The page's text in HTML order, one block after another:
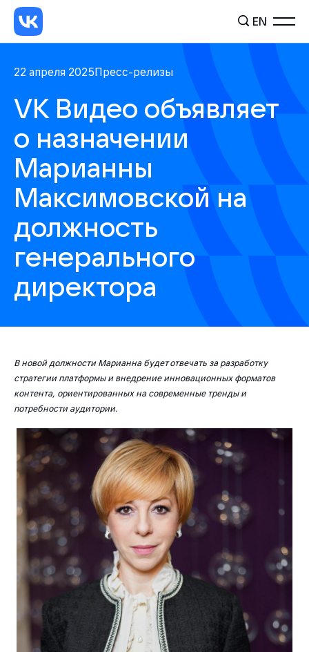
EN
22 апреля 2025 Пресс-релизы
VK Видео объявляет
о назначении
Марианны
Максимовской на
должность
генерального
директора
В новой должности Марианна будет отвечать за разработку
стратегии платформы и внедрение инновационных форматов
контента, ориентированных на современные тренды и
потребности аудитории.